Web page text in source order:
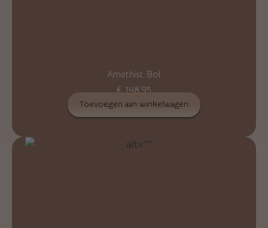
Amethist Bol
€148,95
Toevoegen aan winkelwagen